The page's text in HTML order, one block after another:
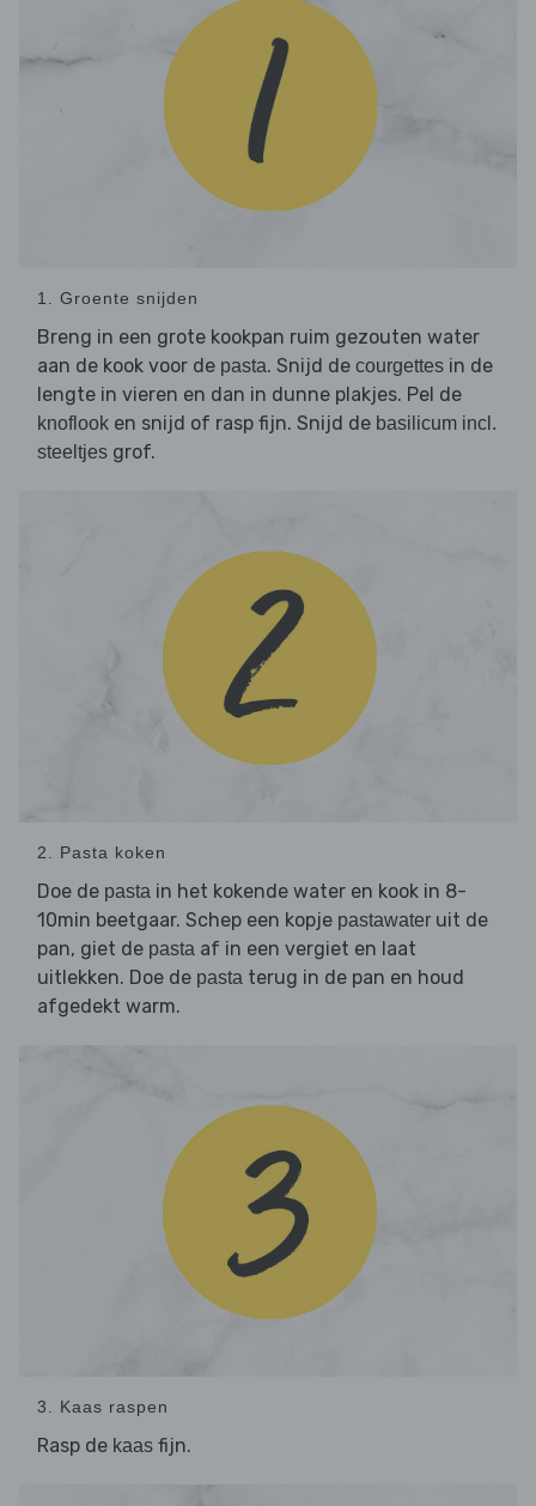
1. Groente snijden
Breng in een grote kookpan ruim gezouten water
aan de kook voor de pasta. Snijd de courgettes in de
lengte in vieren en dan in dunne plakjes. Pel de
knoflook en snijd of rasp fijn. Snijd de basilicum incl.
steeltjes grof.
2. Pasta koken
Doe de pasta in het kokende water en kook in 8-
10min beetgaar. Schep een kopje pastawater uit de
pan, giet de pasta af in een vergiet en laat
uitlekken. Doe de pasta terug in de pan en houd
afgedekt warm.
3. Kaas raspen
Rasp de kaas fijn.